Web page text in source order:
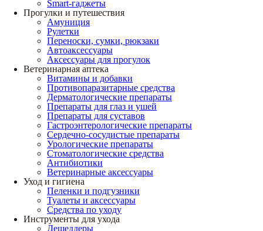
Smart-гаджеты
Прогулки и путешествия
Амуниция
Рулетки
Переноски, сумки, рюкзаки
Автоаксессуары
Аксессуары для прогулок
Ветеринарная аптека
Витамины и добавки
Противопаразитарные средства
Дерматологические препараты
Препараты для глаз и ушей
Препараты для суставов
Гастроэнтерологические препараты
Сердечно-сосудистые препараты
Урологические препараты
Стоматологические средства
Антибиотики
Ветеринарные аксессуары
Уход и гигиена
Пеленки и подгузники
Туалеты и аксессуары
Средства по уходу
Инструменты для ухода
Дешеддеры